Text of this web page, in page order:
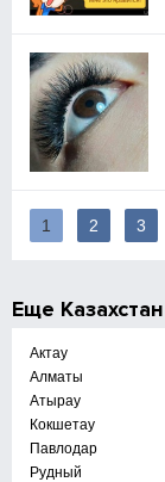
1 2 3
Еще Казахстан
Актау
Алматы
Атырау
Кокшетау
Павлодар
Рудный